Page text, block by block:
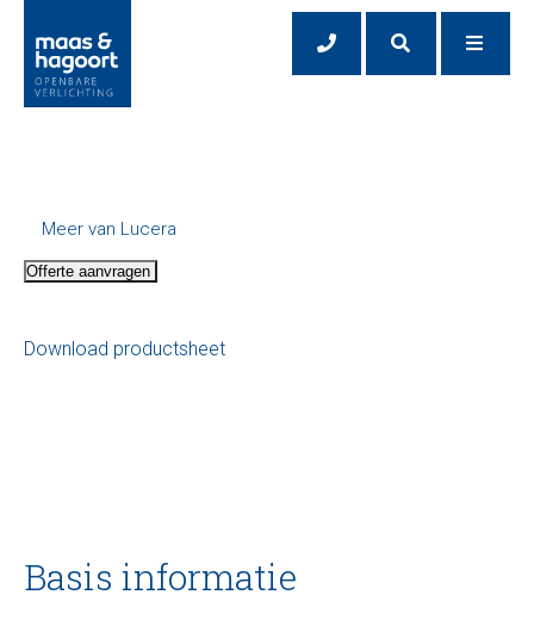
Meer van Lucera
Offerte aanvragen
Download productsheet
Basis informatie